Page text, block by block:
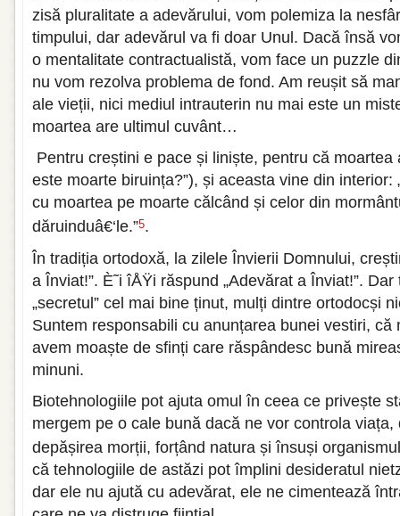
zisă pluralitate a adevărului, vom polemiza la
timpului, dar adevărul va fi doar Unul. Dacă însă
o mentalitate contractualistă, vom face un puzzle
nu vom rezolva problema de fond. Am reușit să
ale vieții, nici mediul intrauterin nu mai este un
moartea are ultimul cuvânt…
Pentru creștini e pace și liniște, pentru că moartea
este moarte biruința?”), și aceasta vine din interior:
cu moartea pe moarte călcând și celor din
dăruinduâ€‘le.”5.
În tradiția ortodoxă, la zilele Învierii Domnului,
a Înviat!”. È˜i îÅŸi răspund „Adevărat a Înviat!”.
„secretul” cel mai bine ținut, mulți dintre ortodocși
Suntem responsabili cu anunțarea bunei vestiri, că
avem moaște de sfinți care răspândesc bună
minuni.
Biotehnologiile pot ajuta omul în ceea ce privește
mergem pe o cale bună dacă ne vor controla
depășirea morții, forțând natura și însuși
că tehnologiile de astăzi pot împlini desideratul
dar ele nu ajută cu adevărat, ele ne cimentează